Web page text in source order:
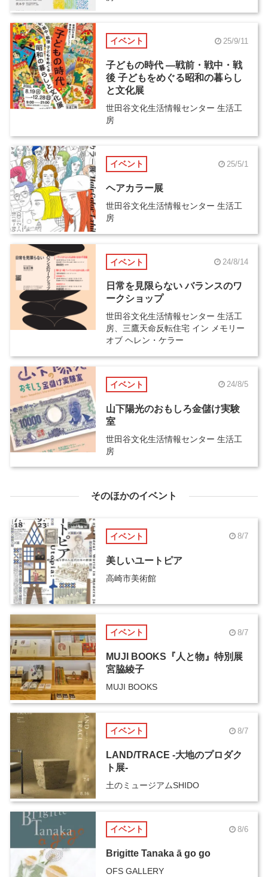
イベント 25/9/11
子どもの時代 ―戦前・戦中・戦
後 子どもをめぐる昭和の暮らし
と文化展
世田谷文化生活情報センター 生活工
房
イベント 25/5/1
ヘアカラー展
世田谷文化生活情報センター 生活工
房
イベント 24/8/14
日常を見限らない バランスのワ
ークショップ
世田谷文化生活情報センター 生活工
房、三鷹天命反転住宅 イン メモリー
オブ ヘレン・ケラー
イベント 24/8/5
山下陽光のおもしろ金儲け実験
室
世田谷文化生活情報センター 生活工
房
そのほかのイベント
イベント 8/7
美しいユートピア
高崎市美術館
イベント 8/7
MUJI BOOKS『人と物』特別展
宮脇綾子
MUJI BOOKS
イベント 8/7
LAND/TRACE -大地のプロダク
ト展-
土のミュージアムSHIDO
イベント 8/6
Brigitte Tanaka ā go go
OFS GALLERY